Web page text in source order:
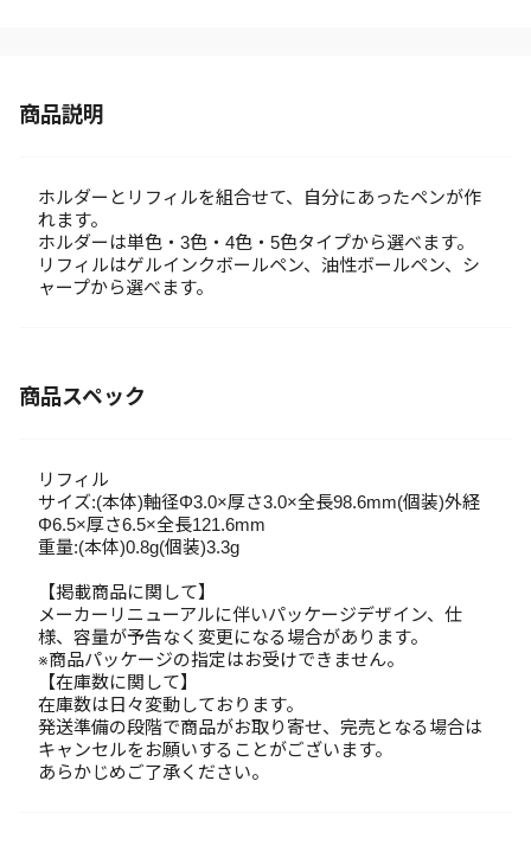
商品説明
ホルダーとリフィルを組合せて、自分にあったペンが作
れます。
ホルダーは単色・3色・4色・5色タイプから選べます。
リフィルはゲルインクボールペン、油性ボールペン、シ
ャープから選べます。
商品スペック
リフィル
サイズ:(本体)軸径Φ3.0×厚さ3.0×全長98.6mm(個装)外経
Φ6.5×厚さ6.5×全長121.6mm
重量:(本体)0.8g(個装)3.3g
【掲載商品に関して】
メーカーリニューアルに伴いパッケージデザイン、仕
様、容量が予告なく変更になる場合があります。
※商品パッケージの指定はお受けできません。
【在庫数に関して】
在庫数は日々変動しております。
発送準備の段階で商品がお取り寄せ、完売となる場合は
キャンセルをお願いすることがございます。
あらかじめご了承ください。